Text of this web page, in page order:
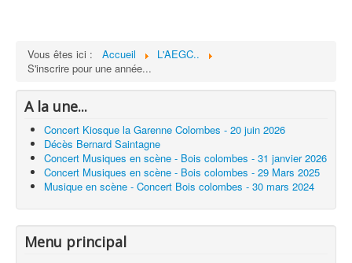
Vous êtes ici : Accueil
L'AEGC..
S'inscrire pour une année...
A la une...
Concert Kiosque la Garenne Colombes - 20 juin 2026
Décès Bernard Saintagne
Concert Musiques en scène - Bois colombes - 31 janvier 2026
Concert Musiques en scène - Bois colombes - 29 Mars 2025
Musique en scène - Concert Bois colombes - 30 mars 2024
Menu principal